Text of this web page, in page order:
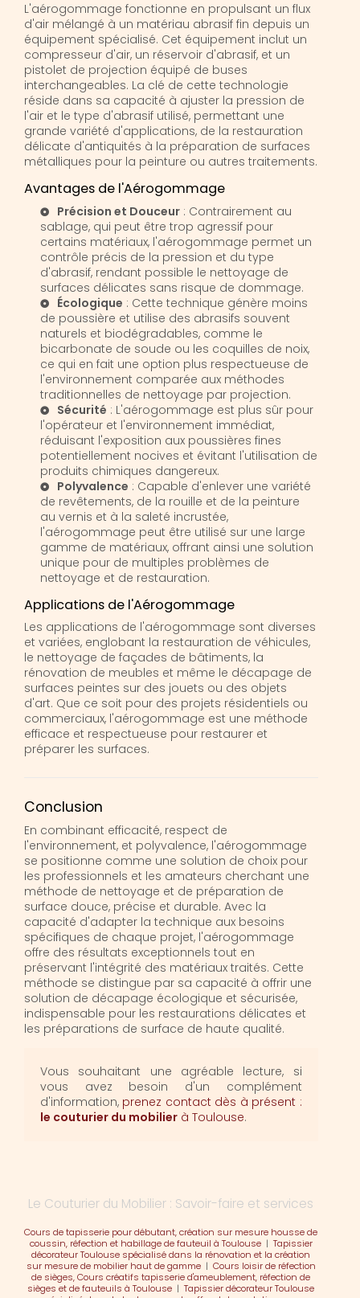
L'aérogommage fonctionne en propulsant un flux
d'air mélangé à un matériau abrasif fin depuis un
équipement spécialisé. Cet équipement inclut un
compresseur d'air, un réservoir d'abrasif, et un
pistolet de projection équipé de buses
interchangeables. La clé de cette technologie
réside dans sa capacité à ajuster la pression de
l'air et le type d'abrasif utilisé, permettant une
grande variété d'applications, de la restauration
délicate d'antiquités à la préparation de surfaces
métalliques pour la peinture ou autres traitements.
Avantages de l'Aérogommage
Précision et Douceur : Contrairement au
sablage, qui peut être trop agressif pour
certains matériaux, l'aérogommage permet un
contrôle précis de la pression et du type
d'abrasif, rendant possible le nettoyage de
surfaces délicates sans risque de dommage.
Écologique : Cette technique génère moins
de poussière et utilise des abrasifs souvent
naturels et biodégradables, comme le
bicarbonate de soude ou les coquilles de noix,
ce qui en fait une option plus respectueuse de
l'environnement comparée aux méthodes
traditionnelles de nettoyage par projection.
Sécurité : L'aérogommage est plus sûr pour
l'opérateur et l'environnement immédiat,
réduisant l'exposition aux poussières fines
potentiellement nocives et évitant l'utilisation de
produits chimiques dangereux.
Polyvalence : Capable d'enlever une variété
de revêtements, de la rouille et de la peinture
au vernis et à la saleté incrustée,
l'aérogommage peut être utilisé sur une large
gamme de matériaux, offrant ainsi une solution
unique pour de multiples problèmes de
nettoyage et de restauration.
Applications de l'Aérogommage
Les applications de l'aérogommage sont diverses
et variées, englobant la restauration de véhicules,
le nettoyage de façades de bâtiments, la
rénovation de meubles et même le décapage de
surfaces peintes sur des jouets ou des objets
d'art. Que ce soit pour des projets résidentiels ou
commerciaux, l'aérogommage est une méthode
efficace et respectueuse pour restaurer et
préparer les surfaces.
Conclusion
En combinant efficacité, respect de
l'environnement, et polyvalence, l'aérogommage
se positionne comme une solution de choix pour
les professionnels et les amateurs cherchant une
méthode de nettoyage et de préparation de
surface douce, précise et durable. Avec la
capacité d'adapter la technique aux besoins
spécifiques de chaque projet, l'aérogommage
offre des résultats exceptionnels tout en
préservant l'intégrité des matériaux traités. Cette
méthode se distingue par sa capacité à offrir une
solution de décapage écologique et sécurisée,
indispensable pour les restaurations délicates et
les préparations de surface de haute qualité.
Vous souhaitant une agréable lecture, si
vous avez besoin d'un complément
d'information, prenez contact dès à présent :
le couturier du mobilier à Toulouse.
Le Couturier du Mobilier : Savoir-faire et services
Cours de tapisserie pour débutant, création sur mesure housse de
coussin, réfection et habillage de fauteuil à Toulouse| Tapissier
décorateur Toulouse spécialisé dans la rénovation et la création
sur mesure de mobilier haut de gamme| Cours loisir de réfection
de sièges, Cours créatifs tapisserie d'ameublement, réfection de
sièges et de fauteuils à Toulouse |Tapissier décorateur Toulouse